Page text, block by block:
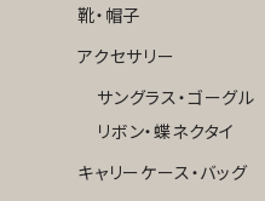
靴・帽子
アクセサリー
サングラス・ゴーグル
リボン・蝶ネクタイ
キャリーケース・バッグ